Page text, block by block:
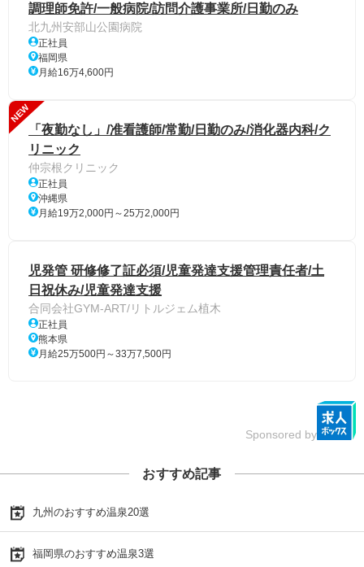
調理師免許/一般病院/訪問介護事業所/日勤のみ
北九州安部山公園病院
正社員
福岡県
月給16万4,600円
NEW
「夜勤なし」/准看護師/常勤/日勤のみ/消化器内科/ク
リニック
仲宗根クリニック
正社員
沖縄県
月給19万2,000円～25万2,000円
児発管 研修修了証必須/児童発達支援管理責任者/土
日祝休み/児童発達支援
合同会社GYM-ART/リトルジェム植木
正社員
熊本県
月給25万500円～33万7,500円
Sponsored by
おすすめ記事
九州のおすすめ温泉20選
福岡県のおすすめ温泉3選